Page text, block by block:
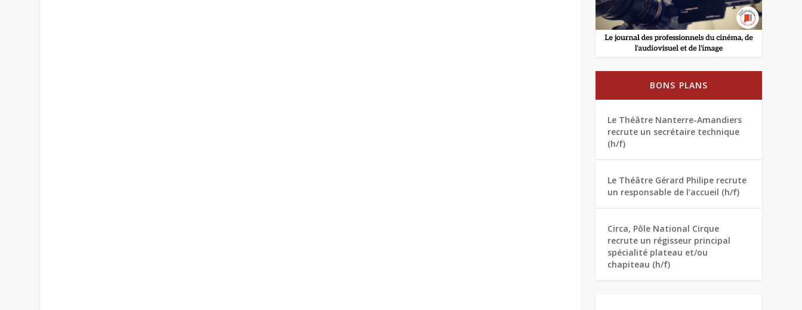
BONS PLANS
Le Théâtre Nanterre-Amandiers
recrute un secrétaire technique
(h/f)
Le Théâtre Gérard Philipe recrute
un responsable de l’accueil (h/f)
Circa, Pôle National Cirque
recrute un régisseur principal
spécialité plateau et/ou
chapiteau (h/f)